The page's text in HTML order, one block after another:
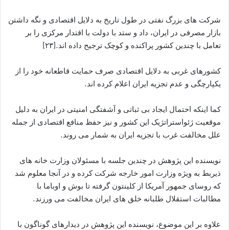
شرکت های بزرگ نفتی در طول تاریخ به دلایل اقتصادی و نگه داشتن
بازار مصرفی در ایران، داد و ستد با دولت با اقتدار مرکزی را بر
تعامل با چندین کشور پراکنده و کوچک ترجیح داده اند.[۲۳]
کشورهای غربی به دلایل اقتصادی صرف حمایت قاطعانه خود را از
یکپارچگی و عدم تجزیه ایران اعلام کرده اند.
کما اینکه احتمال ایجاد بی ثباتی و آشفتگی امنیتی در ایران به دلیل
موقعیت ژئواستراتژیک این کشور و نیز حفظ منافع اقتصادی از جمله
علل مخالفت غرب با تجزیه ایران به شمار می روند.
نویسنده این پژوهش در چندین جلسه با مسئولان وزارت خانه های
ذیربط به ویژه وزارت امور خارجه شرکت کرده و در آنجا معلوم شد
که روسای جمهور آمریکا از کلینتون گرفته تا بوش و اوباما با
مطالبات استقلال طلبانه خلق های ایران مخالفت می ورزند.
علاوه بر این موضوع، نویسنده این پژوهش در دیدارهای گوناگون با